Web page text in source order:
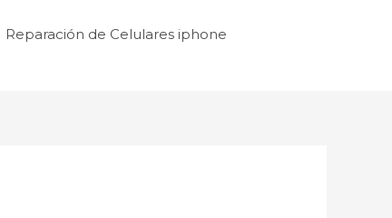
Reparación de Celulares iphone